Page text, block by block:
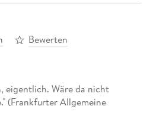
Bewerten
eigentlich. Wäre da nicht
(Frankfurter Allgemeine